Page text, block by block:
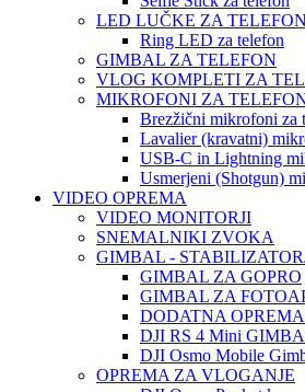
LED LUČKE ZA TELEFON
Ring LED za telefon
GIMBAL ZA TELEFON
VLOG KOMPLETI ZA
MIKROFONI ZA
Brezžični mikrofoni za
Lavalier (kravatni)
USB-C in Lightning
Usmerjeni (Shotgun)
VIDEO OPREMA
VIDEO MONITORJI
SNEMALNIKI ZVOKA
GIMBAL -
GIMBAL ZA GOPRO
GIMBAL ZA
DODATNA OPREMA
DJI RS 4 Mini
DJI Osmo Mobile
OPREMA ZA VLOGANJE